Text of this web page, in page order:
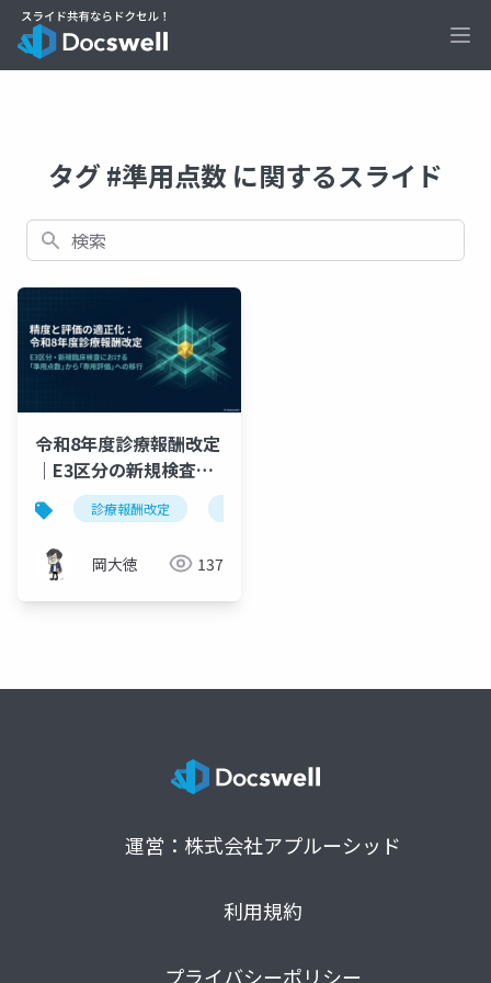
タグ #準用点数 に関するスライド
検索
令和8年度診療報酬改定
｜E3区分の新規検査
「準用点数」から専用
検査料へ
診療報酬改定
岡大徳 137
運営：株式会社アプルーシッド
利用規約
プライバシーポリシー